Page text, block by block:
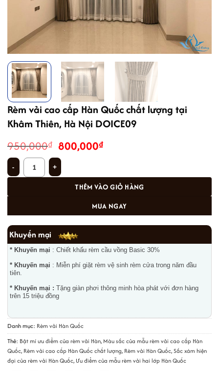
Rèm vải cao cấp Hàn Quốc chất lượng tại
Khâm Thiên, Hà Nội DOICE09
950,000₫ Giá
gốc
là:
950,000₫.
800,000₫Giá
là:
800,000₫.
Rèm vải cao cấp Hàn Quốc chất lượng tại Khâm Thiên, Hà Nội DOICE09 số
THÊM VÀO GIỎ HÀNG
MUA NGAY
Khuyến mại
* Khuyến mại : Chiết khấu rèm cầu vồng Basic 30%
* Khuyến mại : Miễn phí giặt rèm vệ sinh rèm cửa trong năm đầu
tiên.
* Khuyến mại : Tặng giàn phơi thông minh hòa phát với đơn hàng
trên 15 triệu đồng
Danh mục: Rèm vải Hàn Quốc
Thẻ: Bật mí ưu điểm của rèm vải Hàn, Màu sắc của mẫu rèm vải cao cấp Hàn
Quốc, Rèm vải cao cấp Hàn Quốc chất lượng, Rèm vải Hàn Quốc,Sắc xám hiện
đại của rèm vải Hàn Quốc, Ưu điểm của mẫu rèm vải hai lớp Hàn Quốc